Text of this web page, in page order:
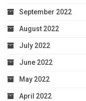
September 2022
August 2022
July 2022
June 2022
May 2022
April 2022